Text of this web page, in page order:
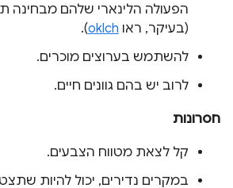
הפעולה הלינארי שלהם מבחינה
(בעיקר, ראו oklch
).
להשתמש בערוצים מוכרים.
לרוב יש בהם גוונים חיים.
חסרונות
קל לצאת מטווח הצבעים.
במקרים נדירים, יכול להיות